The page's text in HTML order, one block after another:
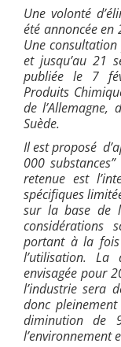
Une volonté
été annoncée en
Une
et jusqu’au 21
publiée le 7
Produits
de l’Allemagne,
Suède.
Il est proposé
000
retenue est
spécifiques
sur la base de
considérations
portant à la
l’utilisation. La
envisagée pour
l’industrie sera
donc
diminution de
l’environnement